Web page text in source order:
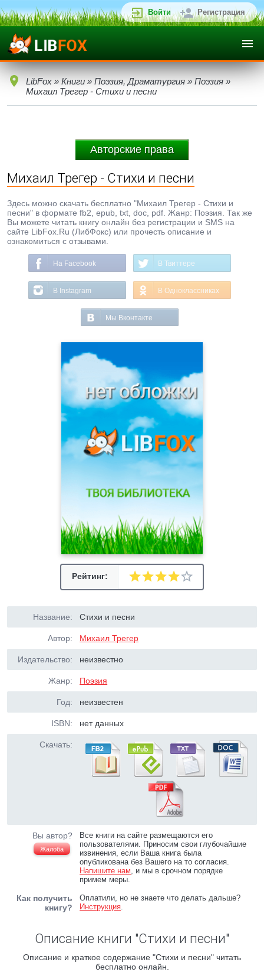
Войти Регистрация
LibFox » Книги » Поэзия, Драматургия » Поэзия »
Михаил Трегер - Стихи и песни
Авторские права
Михаил Трегер - Стихи и песни
Здесь можно скачать бесплатно "Михаил Трегер - Стихи и
песни" в формате fb2, epub, txt, doc, pdf. Жанр: Поэзия. Так же
Вы можете читать книгу онлайн без регистрации и SMS на
сайте LibFox.Ru (ЛибФокс) или прочесть описание и
ознакомиться с отзывами.
На Facebook В Твиттере
В Instagram В Одноклассниках
Мы Вконтакте
Рейтинг:
Название: Стихи и песни
Автор: Михаил Трегер
Издательство: неизвестно
Жанр: Поэзия
Год: неизвестен
ISBN: нет данных
Скачать:
Вы автор?
Жалоба
Все книги на сайте размещаются его
пользователями. Приносим свои глубочайшие
извинения, если Ваша книга была
опубликована без Вашего на то согласия.
Напишите нам, и мы в срочном порядке
примем меры.
Как получить
книгу?
Оплатили, но не знаете что делать дальше?
Инструкция.
Описание книги "Стихи и песни"
Описание и краткое содержание "Стихи и песни" читать
бесплатно онлайн.